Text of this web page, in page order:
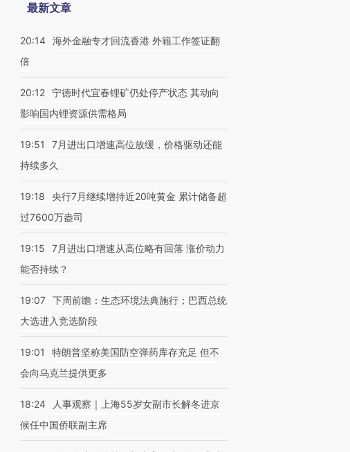
最新文章
20:14 海外金融专才回流香港 外籍工作签证翻
倍
20:12 宁德时代宜春锂矿仍处停产状态 其动向
影响国内锂资源供需格局
19:51
7月进出口增速高位放缓，价格驱动还能
持续多久
19:18
央行7月继续增持近20吨黄金 累计储备超
过7600万盎司
19:15
7月进出口增速从高位略有回落 涨价动力
能否持续？
19:07 下周前瞻：生态环境法典施行；巴西总统
大选进入竞选阶段
19:01
特朗普坚称美国防空弹药库存充足 但不
会向乌克兰提供更多
18:24
人事观察｜上海55岁女副市长解冬进京
候任中国侨联副主席